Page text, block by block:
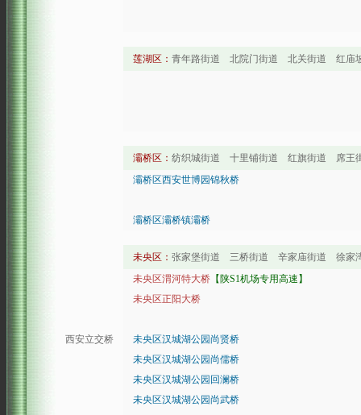
莲湖区： 青年路街道 北院门街道 北关街道 红
灞桥区： 纺织城街道 十里铺街道 红旗街道 席
灞桥区西安世博园锦秋桥
灞桥区灞桥镇灞桥
未央区： 张家堡街道 三桥街道 辛家庙街道 徐
未央区渭河特大桥 【陕S1机场专用高速】
未央区正阳大桥
西安立交桥
未央区汉城湖公园尚贤桥
未央区汉城湖公园尚儒桥
未央区汉城湖公园回澜桥
未央区汉城湖公园尚武桥